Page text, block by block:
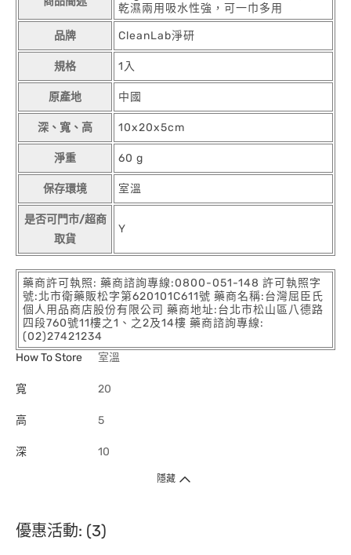
乾濕兩用吸水性強，可一巾多用
品牌 CleanLab淨研
規格 1入
原產地 中國
深、寬、高 10x20x5cm
淨重 60 g
保存環境 室溫
是否可門市/超商
取貨
Y
藥商許可執照: 藥商諮詢專線:0800-051-148 許可執照字
號:北市衛藥販松字第620101C611號 藥商名稱:台灣屈臣氏
個人用品商店股份有限公司 藥商地址:台北市松山區八德路
四段760號11樓之1、之2及14樓 藥商諮詢專線:
(02)27421234
How To Store
室溫
寬 20
高 5
深 10
隱藏
優惠活動: (3)